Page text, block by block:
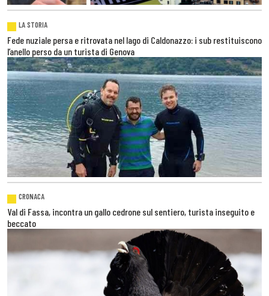
LA STORIA
Fede nuziale persa e ritrovata nel lago di Caldonazzo: i sub restituiscono
l’anello perso da un turista di Genova
CRONACA
Val di Fassa, incontra un gallo cedrone sul sentiero, turista inseguito e
beccato